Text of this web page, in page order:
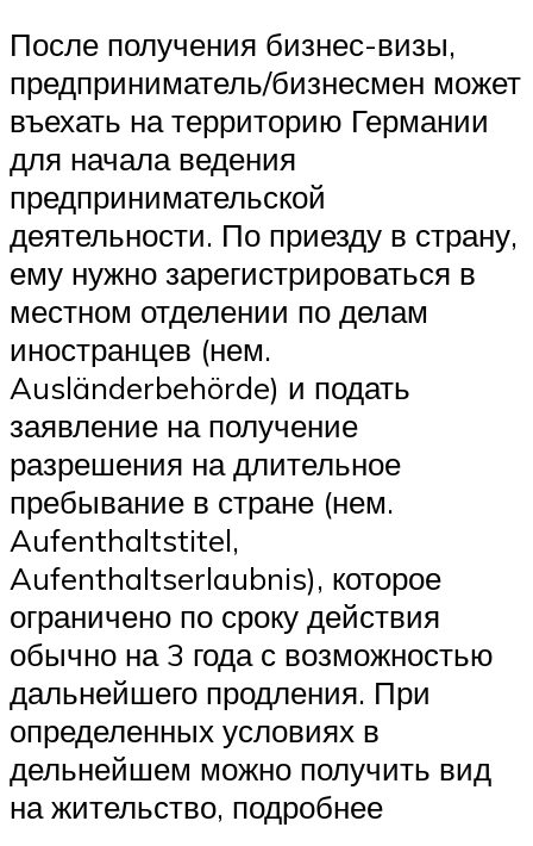
После получения бизнес-визы,
предприниматель/бизнесмен может
въехать на территорию Германии
для начала ведения
предпринимательской
деятельности. По приезду в страну,
ему нужно зарегистрироваться в
местном отделении по делам
иностранцев (нем.
Ausländerbehörde) и подать
заявление на получение
разрешения на длительное
пребывание в стране (нем.
Aufenthaltstitel,
Aufenthaltserlaubnis), которое
ограничено по сроку действия
обычно на 3 года с возможностью
дальнейшего продления. При
определенных условиях в
дельнейшем можно получить вид
на жительство, подробнее